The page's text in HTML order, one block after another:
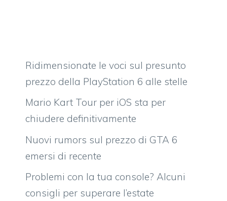
Ridimensionate le voci sul presunto
prezzo della PlayStation 6 alle stelle
Mario Kart Tour per iOS sta per
chiudere definitivamente
Nuovi rumors sul prezzo di GTA 6
emersi di recente
Problemi con la tua console? Alcuni
consigli per superare l’estate